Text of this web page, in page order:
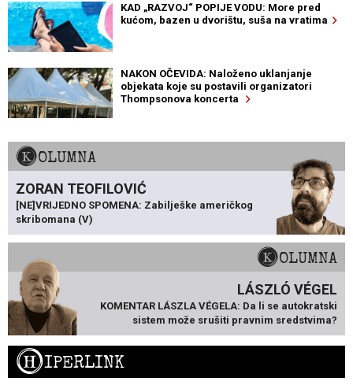
KAD „RAZVOJ“ POPIJE VODU: More pred
kućom, bazen u dvorištu, suša na vratima
NAKON OČEVIDA: Naloženo uklanjanje
objekata koje su postavili organizatori
Thompsonova koncerta
KOLUMNA
ZORAN TEOFILOVIĆ
[NE]VRIJEDNO SPOMENA: Zabilješke američkog
skribomana (V)
KOLUMNA
LÁSZLÓ VÉGEL
KOMENTAR LÁSZLA VÉGELA: Da li se autokratski
sistem može srušiti pravnim sredstvima?
HIPERLINK